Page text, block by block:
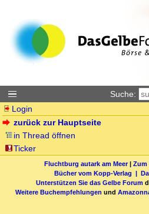
Suche:
Login
zurück zur Hauptseite
in Thread öffnen
Ticker
Fluchtburg autark am Meer| Zum
Bücher vom Kopp-Verlag |
Unterstützen Sie das Gelbe Forum
Weitere Buchempfehlungen und